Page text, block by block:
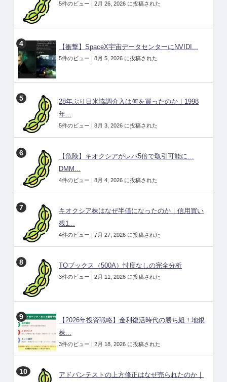
5件のビュー 2月 26, 2026 に投稿された
【衝撃】SpaceX宇宙データセンターにNVIDI...
5件のビュー 8月 5, 2026 に投稿された
28年ぶり日米協調介入は何を買ったのか｜1998
年...
5件のビュー 8月 3, 2026 に投稿された
【危険】キオクシアがレバ5倍で取引可能に…
DMM...
4件のビュー 8月 4, 2026 に投稿された
キオクシア株はなぜ半値になったのか｜信用買い
残1...
4件のビュー 7月 27, 2026 に投稿された
TOブックス（500A）忖度なしの完全分析
3件のビュー 2月 11, 2026 に投稿された
【2026年投資戦略】金利復活時代の勝ち組！地銀
株...
3件のビュー 2月 18, 2026 に投稿された
アドバンテストの上方修正はなぜ売られたのか｜